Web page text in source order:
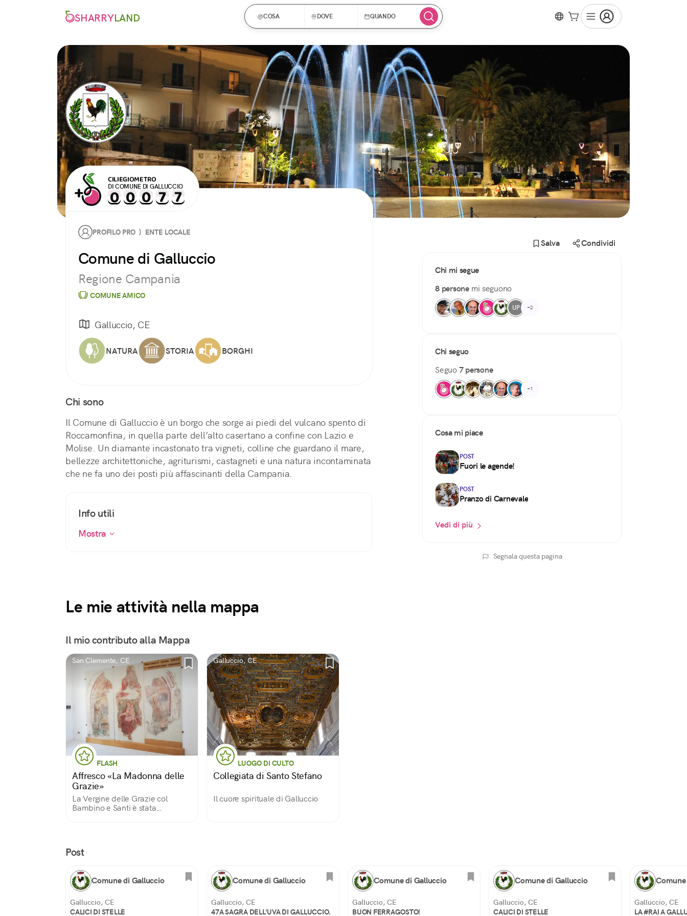
SHARRYLAND COSA DOVE QUANDO
CILIEGIOMETRO
DI COMUNE DI GALLUCCIO
PROFILO PRO } ENTE LOCALE
Comune di Galluccio
Regione Campania
COMUNE AMICO
Galluccio, CE
NATURA STORIA BORGHI
Chi sono
Il Comune di Galluccio è un borgo che sorge ai piedi del vulcano spento di
Roccamonfina, in quella parte dell’alto casertano a confine con Lazio e
Molise. Un diamante incastonato tra vigneti, colline che guardano il mare,
bellezze architettoniche, agriturismi, castagneti e una natura incontaminata
che ne fa uno dei posti più affascinanti della Campania.
Info utili
Mostra
Salva Condividi
Chi mi segue
8 personemi seguono
UP +2
Chi seguo
Seguo7 persone
+1
Cosa mi piace
POST
Fuori le agende!
POST
Pranzo di Carnevale
Vedi di più
Segnala questa pagina
Le mie attività nella mappa
Il mio contributo alla Mappa
San Clemente, CE
FLASH
Affresco «La Madonna delle
Grazie»
La Vergine delle Grazie col
Bambino e Santi è stata
del comune.
Galluccio, CE
LUOGO DI CULTO
Collegiata di Santo Stefano
Il cuore spirituale di Galluccio
Post
Comune di Galluccio
Galluccio, CE
CALICI DI STELLE
Comune di Galluccio
Galluccio, CE
47A SAGRA DELL'UVA DI GALLUCCIO.
Comune di Galluccio
Galluccio, CE
BUON FERRAGOSTO!
Comune di Galluccio
Galluccio, CE
CALICI DI STELLE
Galluccio, CE
LA #RAI A